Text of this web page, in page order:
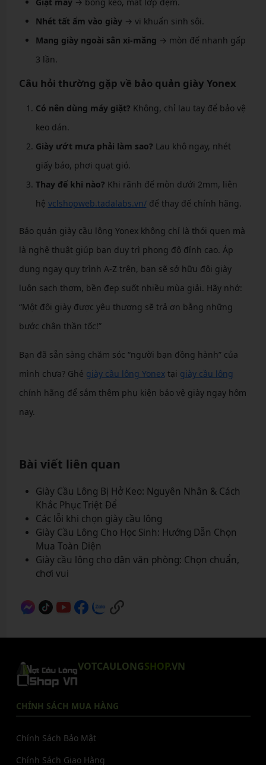
Nhét tất ẩm vào giày→ vi khuẩn sinh sôi.
Mang giày ngoài sân xi-măng → mòn đế nhanh gấp
3 lần.
Câu hỏi thường gặp về bảo quản giày Yonex
Có nên dùng máy giặt? Không, chỉ lau tay để bảo vệ
keo dán.
Giày ướt mưa phải làm sao? Lau khô ngay, nhét
giấy báo, phơi quạt gió.
Thay đế khi nào? Khi rãnh đế mòn dưới 2mm, liên
hệ vclshopweb.tadalabs.vn/để thay đế chính hãng.
Bảo quản giày cầu lông Yonex không chỉ là thói quen mà
là nghệ thuật giúp bạn duy trì phong độ đỉnh cao. Áp
dụng ngay quy trình A-Z trên, bạn sẽ sở hữu đôi giày
luôn sạch thơm, bền đẹp suốt nhiều mùa giải. Hãy nhớ:
“Một đôi giày được yêu thương sẽ trả ơn bằng những
bước chân thần tốc!”
Bạn đã sẵn sàng chăm sóc “người bạn đồng hành” của
mình chưa? Ghé giày cầu lông Yonextại giày cầu lông
chính hãng để sắm thêm phụ kiện bảo vệ giày ngay hôm
nay.
Bài viết liên quan
Giày Cầu Lông Bị Hở Keo: Nguyên Nhân & Cách
Khắc Phục Triệt Để
Các lỗi khi chọn giày cầu lông
Giày Cầu Lông Cho Học Sinh: Hướng Dẫn Chọn
Mua Toàn Diện
Giày cầu lông cho dân văn phòng: Chọn chuẩn,
chơi vui
VOTCAULONGSHOP.VN
CHÍNH SÁCH MUA HÀNG
Chính Sách Bảo Mật
Chính Sách Giao Hàng